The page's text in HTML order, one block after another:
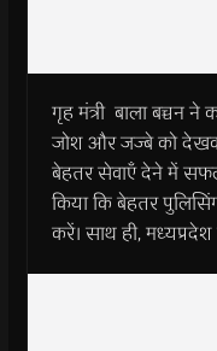
गृह मंत्री बाला बच्चन ने
जोश और जज्बे को
बेहतर सेवाएँ देने में सफल
किया कि बेहतर
करें। साथ ही,